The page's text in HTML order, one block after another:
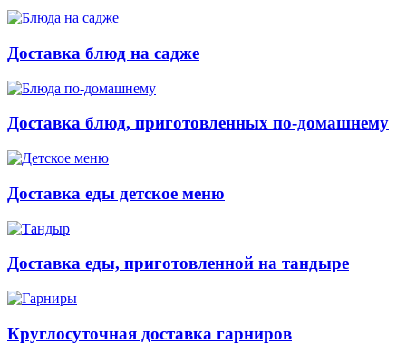
Доставка блюд на садже
Доставка блюд, приготовленных по-домашнему
Доставка еды детское меню
Доставка еды, приготовленной на тандыре
Круглосуточная доставка гарниров